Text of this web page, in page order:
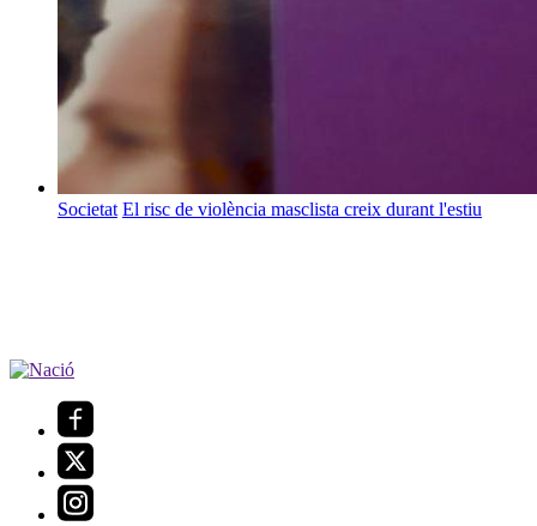
Societat El risc de violència masclista creix durant l'estiu